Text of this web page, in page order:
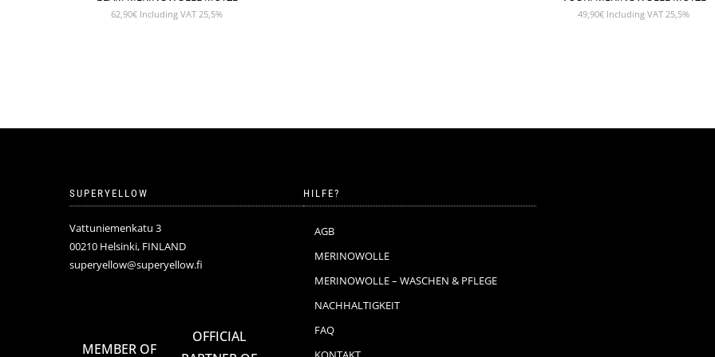
62,90€ Including VAT 25,5% 49,90€ Including VAT 25,5%
SUPERYELLOW
Vattuniemenkatu 3
00210 Helsinki, FINLAND
superyellow@superyellow.fi
MEMBER OF
OFFICIAL
HILFE?
AGB
MERINOWOLLE
MERINOWOLLE – WASCHEN & PFLEGE
NACHHALTIGKEIT
FAQ